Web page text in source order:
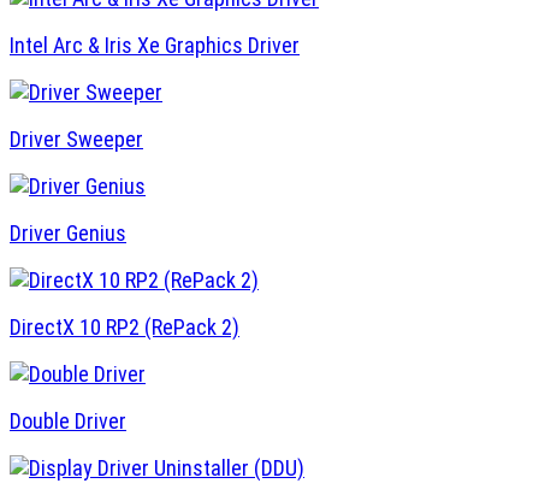
Intel Arc & Iris Xe Graphics Driver
Driver Sweeper
Driver Genius
DirectX 10 RP2 (RePack 2)
Double Driver